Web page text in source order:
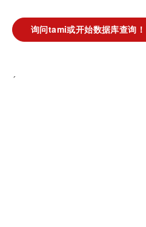
询问tami或开始数据库查询！
´